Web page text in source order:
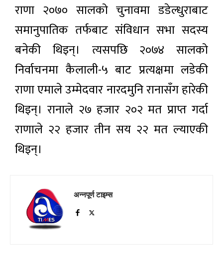
राणा २०७० सालको चुनावमा डडेल्धुराबाट
समानुपातिक तर्फबाट संविधान सभा सदस्य
बनेकी थिइन्। त्यसपछि २०७४ सालको
निर्वाचनमा कैलाली-५ बाट प्रत्यक्षमा लडेकी
राणा एमाले उम्मेदवार नारदमुनि रानासँग हारेकी
थिइन्। रानाले २७ हजार २०२ मत प्राप्त गर्दा
राणाले २२ हजार तीन सय २२ मत ल्याएकी
थिइन्।
अन्नपूर्ण टाइम्स